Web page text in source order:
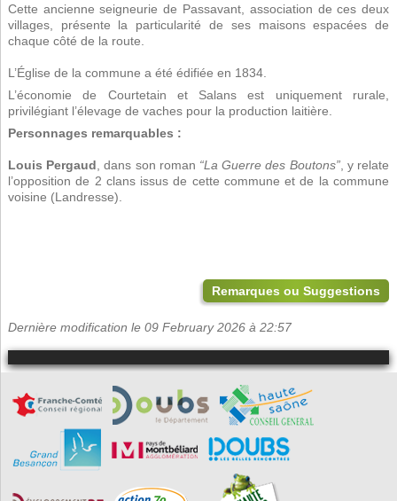
Cette ancienne seigneurie de Passavant, association de ces deux
villages, présente la particularité de ses maisons espacées de
chaque côté de la route.
L’Église de la commune a été édifiée en 1834.
L’économie de Courtetain et Salans est uniquement rurale,
privilégiant l’élevage de vaches pour la production laitière.
Personnages remarquables :
Louis Pergaud , dans son roman “La Guerre des Boutons”, y relate
l’opposition de 2 clans issus de cette commune et de la commune
voisine (Landresse).
Remarques ou Suggestions
Dernière modification le 09 February 2026 à 22:57